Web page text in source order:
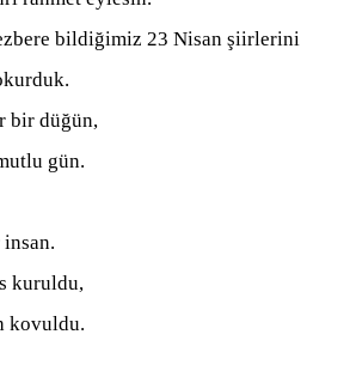
ezbere bildiğimiz 23 Nisan şiirlerini
bir düğün,
gün.
kuruldu,
kovuldu.